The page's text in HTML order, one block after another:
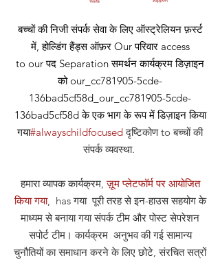
बच्चों की निजी संपर्क सेवा के लिए ऑस्ट्रेलियन फ़र्स्ट
में, होल्डिंग हैंड्स ऑफ़र Ourपरिवार access
to ourपद Separation समर्थन कार्यक्रम डिज़ाइन
को our_cc781905-5cde-
136bad5cf58d_our_cc781905-5cde-
136bad5cf58d के एक भाग के रूप में डिज़ाइन किया
गया#alwayschildfocusedदृष्टिकोणto बच्चों की
संपर्क व्यवस्था.
हमारा व्यापक कार्यक्रम,ज़ूम प्लेटफॉर्म पर आयोजित
किया गया, has गया पूरी तरह से इन-हाउस सहयोग के
माध्यम से बनाया गया संपर्क टीम और पोस्ट सेपरेशन
सपोर्ट टीम। कार्यक्रम अनुभव की गई सामान्य
चुनौतियों का समाधान करने के लिए छोटे, संरचित सत्रों